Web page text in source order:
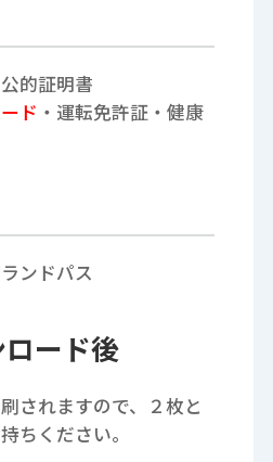
的証明書
ド ・運転免許証・健康
ンドパス
ード後
されますので、２枚と
ちください。